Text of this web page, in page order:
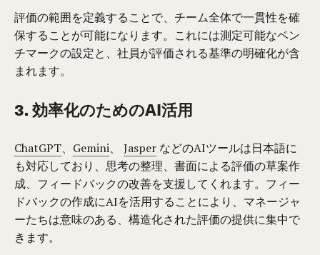
評価の範囲を定義することで、チーム全体で一貫性を確
保することが可能になります。これには測定可能なベン
チマークの設定と、社員が評価される基準の明確化が含
まれます。
3. 効率化のためのAI活用
ChatGPT、 Gemini、Jasper などのAIツールは日本語に
も対応しており、思考の整理、書面による評価の草案作
成、フィードバックの改善を支援してくれます。フィー
ドバックの作成にAIを活用することにより、マネージャ
ーたちは意味のある、構造化された評価の提供に集中で
きます。